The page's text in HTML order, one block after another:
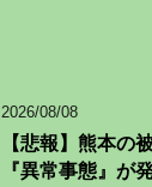
2026/08/08
【悲報】熊本の
『異常事態』が